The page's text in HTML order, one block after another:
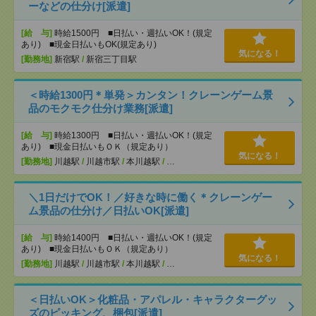
ーなどの仕分け[派遣]
[給 与] 時給1500円 ■日払い・週払いOK！(規定
あり) ■現金日払いもOK(規定あり)
[勤務地] 新宿駅 / 新宿三丁目駅
気になる！
＜時給1300円＊単発＞カンタン！クレーンゲーム景
品のモクモク仕分け業務[派遣]
[給 与] 時給1300円 ■日払い・週払いOK！(規定
あり) ■現金日払いもＯＫ（規定あり）
[勤務地] 川越駅 / 川越市駅 / 本川越駅 / …
気になる！
＼1日だけでOK！／好きな時に働く＊クレーンゲー
ム景品の仕分け／日払いOK[派遣]
[給 与] 時給1400円 ■日払い・週払いOK！(規定
あり) ■現金日払いもＯＫ（規定あり）
[勤務地] 川越駅 / 川越市駅 / 本川越駅 / …
気になる！
＜日払いOK＞化粧品・アパレル・キャラクターグッ
ズのピッキング、梱包[派遣]